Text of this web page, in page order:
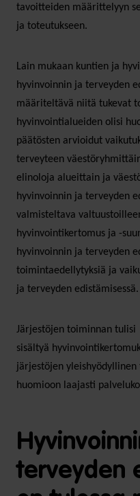
tavoitteiden määrittelyyn
ja toteutukseen.
Lain mukaan kuntien ja
hyvinvoinnin ja terveyden
määriteltävä niitä tukevat
hyvinvointialueiden olisi
päätösten arvioidut
terveyteen
elinoloja alueittain ja
hyvinvoinnin ja terveyden
valmisteltava
hyvinvointikertomus ja -
hyvinvoinnin ja terveyden
toimintaedellytyksiä ja
ja terveyden edistämisessä.
Järjestöjen toiminnan tulisi
sisältyä
järjestöjen
huomioon laajasti
terveyden